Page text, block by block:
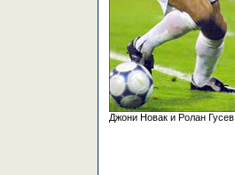
Джони Новак и Ролан Гусев.